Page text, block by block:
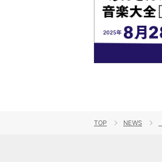
TOP NEWS